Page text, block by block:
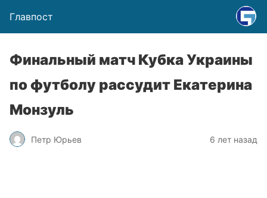
Главпост
Финальный матч Кубка Украины
по футболу рассудит Екатерина
Монзуль
Петр Юрьев 6 лет назад